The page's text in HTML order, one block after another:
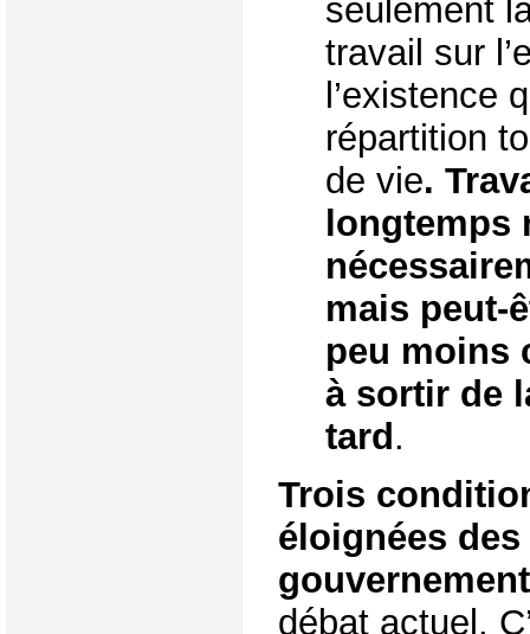
seulement
travail sur
l’existence
répartition
de vie.
longtemps
mais peut-
peu moins
à sortir de
tard.
Trois
éloignées
gouvernement
débat actuel.